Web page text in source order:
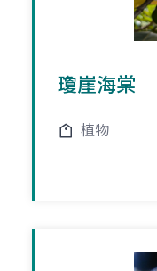
瓊崖海棠
植物